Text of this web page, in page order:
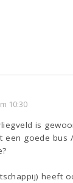
10:30
is
een goede bus
heeft